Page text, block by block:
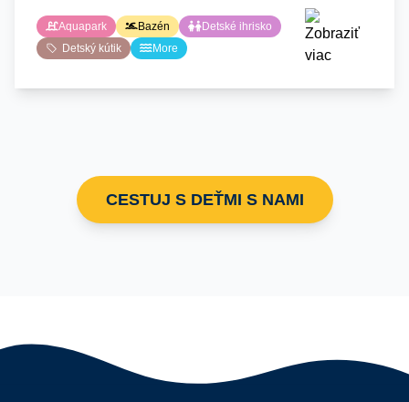
Aquapark Bazén
Detské ihrisko
Detský kútik
More
CESTUJ S DEŤMI S NAMI